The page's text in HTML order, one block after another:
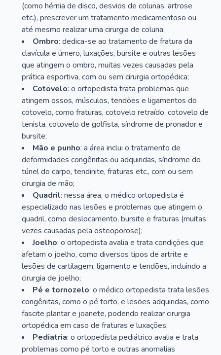
(como hérnia de disco, desvios de colunas, artrose
etc.), prescrever um tratamento medicamentoso ou
até mesmo realizar uma cirurgia de coluna;
Ombro: dedica-se ao tratamento de fratura da
clavícula e úmero, luxações, bursite e outras lesões
que atingem o ombro, muitas vezes causadas pela
prática esportiva, com ou sem cirurgia ortopédica;
Cotovelo: o ortopedista trata problemas que
atingem ossos, músculos, tendões e ligamentos do
cotovelo, como fraturas, cotovelo retraído, cotovelo de
tenista, cotovelo de golfista, síndrome de pronador e
bursite;
Mão e punho: a área inclui o tratamento de
deformidades congênitas ou adquiridas, síndrome do
túnel do carpo, tendinite, fraturas etc., com ou sem
cirurgia de mão;
Quadril: nessa área, o médico ortopedista é
especializado nas lesões e problemas que atingem o
quadril, como deslocamento, bursite e fraturas (muitas
vezes causadas pela osteoporose);
Joelho: o ortopedista avalia e trata condições que
afetam o joelho, como diversos tipos de artrite e
lesões de cartilagem, ligamento e tendões, incluindo a
cirurgia de joelho;
Pé e tornozelo: o médico ortopedista trata lesões
congênitas, como o pé torto, e lesões adquiridas, como
fascite plantar e joanete, podendo realizar cirurgia
ortopédica em caso de fraturas e luxações;
Pediatria: o ortopedista pediátrico avalia e trata
problemas como pé torto e outras anomalias